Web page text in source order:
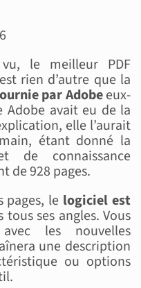
le meilleur PDF
rien d’autre que la
par Adobeeux-
Adobe avait eu de la
elle l’aurait
étant donné la
de connaissance
de 928 pages.
pages, le logiciel est
tous ses angles. Vous
les nouvelles
une description
ou options